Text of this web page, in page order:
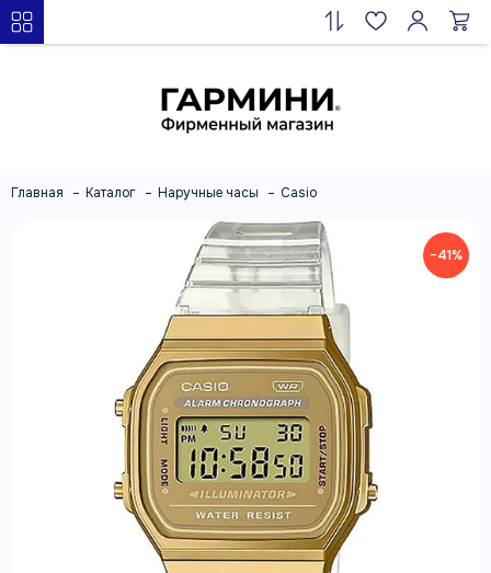
Главная Каталог Наручные часы Casio
−41%